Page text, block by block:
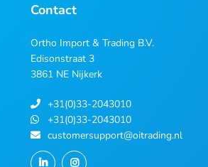
Contact
Ortho Import & Trading B.V.
Edisonstraat 3
3861 NE Nijkerk
+31(0)33-2043010
+31(0)33-2043010
customersupport@oitrading.nl